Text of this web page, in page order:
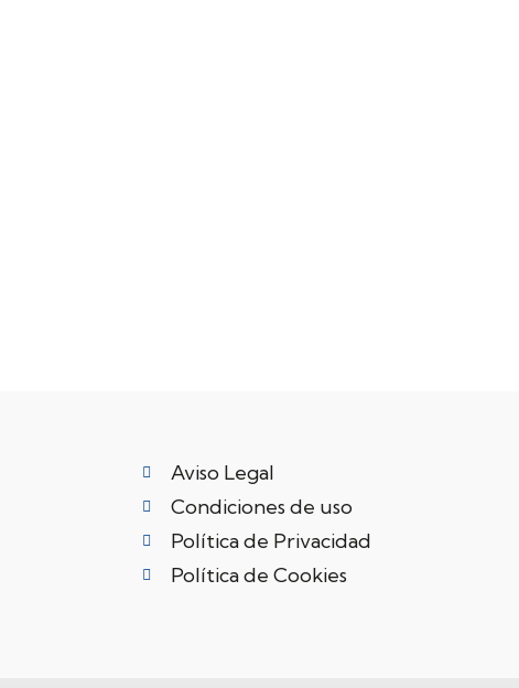
Aviso Legal
Condiciones de uso
Política de Privacidad
Política de Cookies